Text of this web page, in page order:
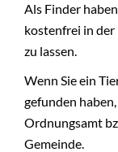
Als Finder
kostenfrei in
zu lassen.
Wenn Sie ein
gefunden
Ordnungsamt
Gemeinde.